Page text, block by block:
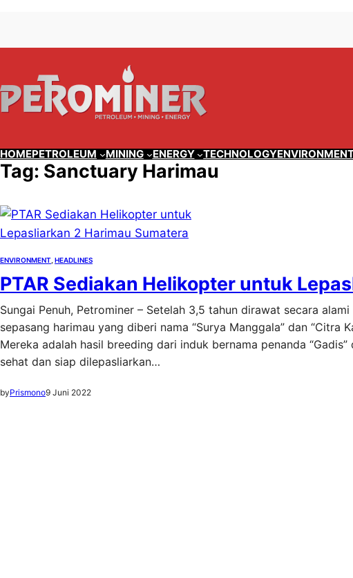
HOMEPETROLEUM MINING ENERGY TECHNOLOGY
Tag: Sanctuary Harimau
ENVIRONMENT HEADLINES
PTAR Sediakan Helikopter untuk
Sungai Penuh, Petrominer – Setelah 3,5 tahun dirawat secara
sepasang harimau yang diberi nama “Surya Manggala” dan “Citra
Mereka adalah hasil breeding dari induk bernama penanda
sehat dan siap dilepasliarkan…
byPrismono9 Juni 2022